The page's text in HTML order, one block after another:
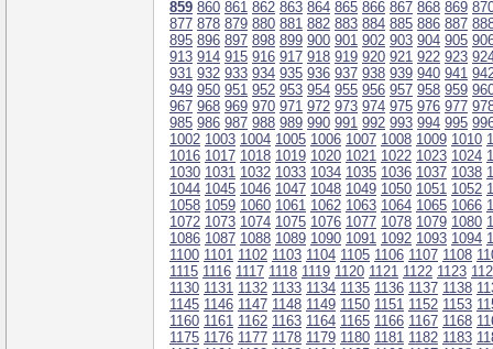
859 860 861 862 863 864 865 866 867 868 869
877 878 879 880 881 882 883 884 885 886 887
895 896 897 898 899 900 901 902 903 904 905
913 914 915 916 917 918 919 920 921 922 923
931 932 933 934 935 936 937 938 939 940 941
949 950 951 952 953 954 955 956 957 958 959
967 968 969 970 971 972 973 974 975 976 977
985 986 987 988 989 990 991 992 993 994 995
1002 1003 1004 1005 1006 1007 1008 1009 1010
1016 1017 1018 1019 1020 1021 1022 1023 1024
1030 1031 1032 1033 1034 1035 1036 1037 1038
1044 1045 1046 1047 1048 1049 1050 1051 1052
1058 1059 1060 1061 1062 1063 1064 1065 1066
1072 1073 1074 1075 1076 1077 1078 1079 1080
1086 1087 1088 1089 1090 1091 1092 1093 1094
1100 1101 1102 1103 1104 1105 1106 1107 1108
1115 1116 1117 1118 1119 1120 1121 1122 1123
1130 1131 1132 1133 1134 1135 1136 1137 1138
1145 1146 1147 1148 1149 1150 1151 1152 1153
1160 1161 1162 1163 1164 1165 1166 1167 1168
1175 1176 1177 1178 1179 1180 1181 1182 1183